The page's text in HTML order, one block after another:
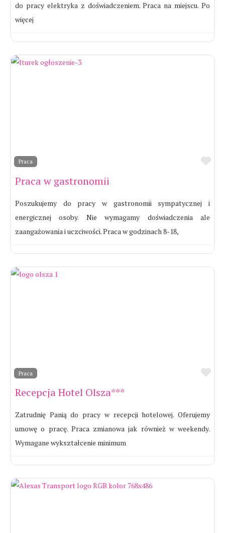
do pracy elektryka z doświadczeniem. Praca na miejscu. Po
więcej
Praca
Praca w gastronomii
Poszukujemy do pracy w gastronomii sympatycznej i
energicznej osoby. Nie wymagamy doświadczenia ale
zaangażowania i uczciwości. Praca w godzinach 8-18,
Praca
Recepcja Hotel Olsza***
Zatrudnię Panią do pracy w recepcji hotelowej. Oferujemy
umowę o pracę. Praca zmianowa jak również w weekendy.
Wymagane wykształcenie minimum